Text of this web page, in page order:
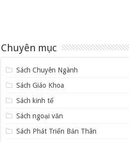
Chuyên mục
Sách Chuyên Ngành
Sách Giáo Khoa
Sách kinh tế
Sách ngoại văn
Sách Phát Triển Bản Thân